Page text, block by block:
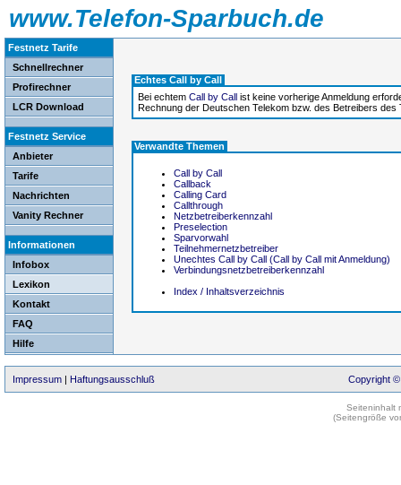
www.Telefon-Sparbuch.de
Festnetz Tarife
Schnellrechner
Profirechner
LCR Download
Festnetz Service
Anbieter
Tarife
Nachrichten
Vanity Rechner
Informationen
Infobox
Lexikon
Kontakt
FAQ
Hilfe
Echtes Call by Call
Bei echtem Call by Call ist keine vorherige Anmeldung
Rechnung der Deutschen Telekom bzw. des Betreibers des
Verwandte Themen
Call by Call
Callback
Calling Card
Callthrough
Netzbetreiberkennzahl
Preselection
Sparvorwahl
Teilnehmernetzbetreiber
Unechtes Call by Call (Call by Call mit Anmeldung)
Verbindungsnetzbetreiberkennzahl
Index / Inhaltsverzeichnis
Impressum | Haftungsausschluß Copyright ©
Seiteninhalt
(Seitengröße